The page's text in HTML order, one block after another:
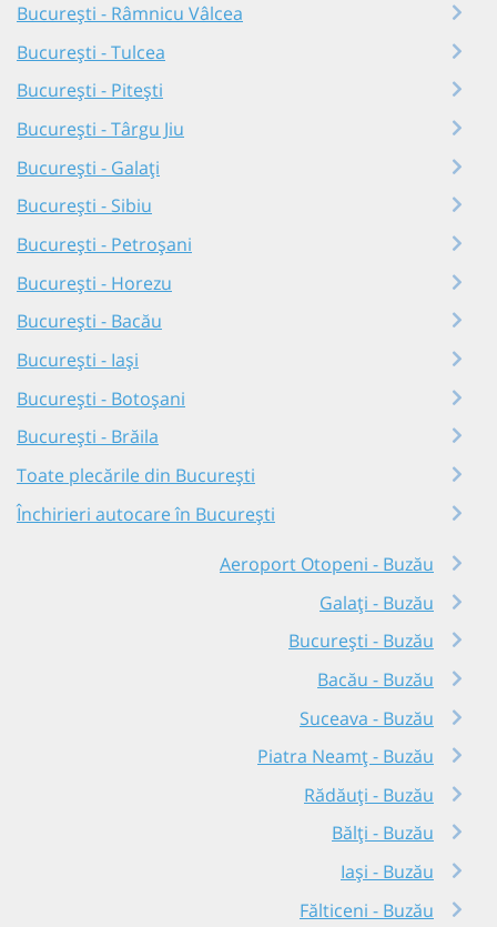
București - Râmnicu Vâlcea
București - Tulcea
București - Pitești
București - Târgu Jiu
București - Galați
București - Sibiu
București - Petroșani
București - Horezu
București - Bacău
București - Iași
București - Botoșani
București - Brăila
Toate plecările din București
Închirieri autocare în București
Aeroport Otopeni - Buzău
Galați - Buzău
București - Buzău
Bacău - Buzău
Suceava - Buzău
Piatra Neamț - Buzău
Rădăuți - Buzău
Bălți - Buzău
Iași - Buzău
Fălticeni - Buzău